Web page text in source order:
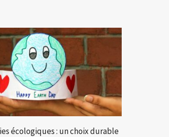
écologiques : un choix durable